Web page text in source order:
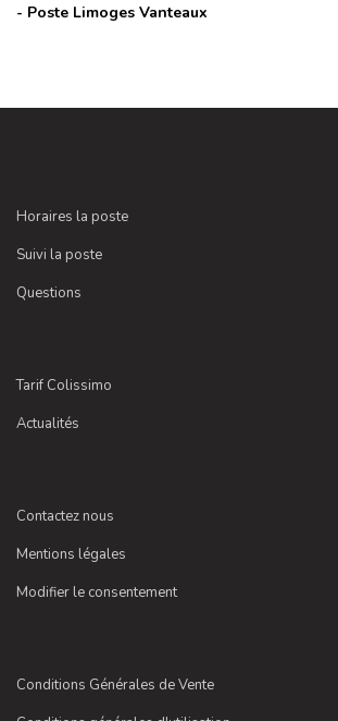
- Poste Limoges Vanteaux
Horaires la poste
Suivi la poste
Questions
Tarif Colissimo
Actualités
Contactez nous
Mentions légales
Modifier le consentement
Conditions Générales de Vente